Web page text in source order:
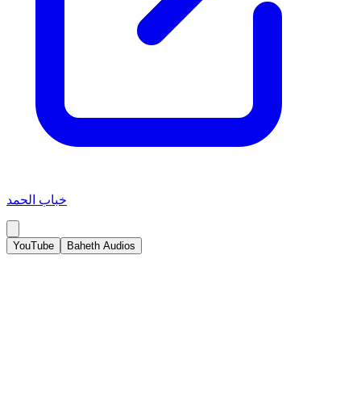
خباب الحمد
YouTube Baheth Audios